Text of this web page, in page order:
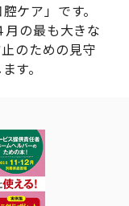
ケア」です。
月の最も大きな
のための見守
す。